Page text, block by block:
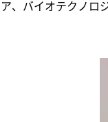
ア、バイオテクノロ